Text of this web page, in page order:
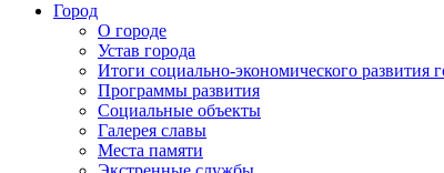
Город
О городе
Устав города
Итоги социально-экономического развития
Программы развития
Социальные объекты
Галерея славы
Места памяти